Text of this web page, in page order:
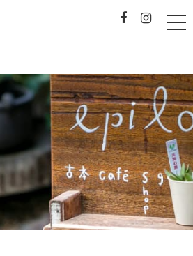
みやじまぐちの想
t
o
e
n
a
v
i
g
a
t
i
o
n